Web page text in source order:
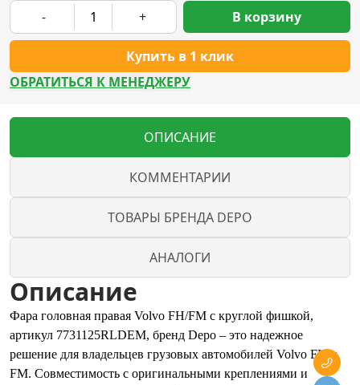
- +
Купить в 1 клик
В корзину
ОБРАТИТЬСЯ К МЕНЕДЖЕРУ
ОПИСАНИЕ
КОММЕНТАРИИ
ТОВАРЫ БРЕНДА DEPO
АНАЛОГИ
Описание
Фара головная правая Volvo FH/FM с круглой фишкой,
артикул 7731125RLDEM, бренд Depo – это надежное
решение для владельцев грузовых автомобилей Volvo FH и
FM. Совместимость с оригинальными креплениями и